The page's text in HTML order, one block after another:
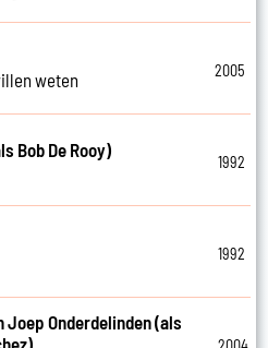
weten
2005
Bob De Rooy)
1992
1992
Joep Onderdelinden (als